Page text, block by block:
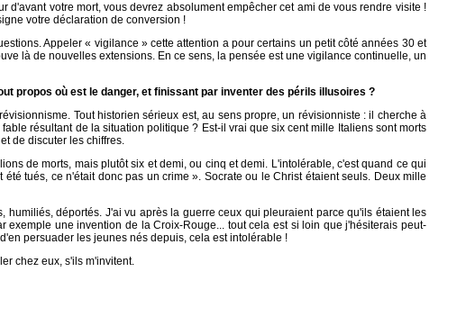
votre mort, vous devrez absolument empêcher cet ami de vous rendre visite !
votre déclaration de conversion !
Appeler « vigilance » cette attention a pour certains un petit côté années 30 et
là de nouvelles extensions. En ce sens, la pensée est une vigilance continuelle, un
propos où est le danger, et finissant par inventer des périls illusoires ?
Tout historien sérieux est, au sens propre, un révisionniste : il cherche à
résultant de la situation politique ? Est-il vrai que six cent mille Italiens sont morts
de discuter les chiffres.
de morts, mais plutôt six et demi, ou cinq et demi. L'intolérable, c'est quand ce qui
tués, ce n'était donc pas un crime ». Socrate ou le Christ étaient seuls. Deux mille
déportés. J'ai vu après la guerre ceux qui pleuraient parce qu'ils étaient les
une invention de la Croix-Rouge... tout cela est si loin que j'hésiterais peut-
persuader les jeunes nés depuis, cela est intolérable !
chez eux, s'ils m'invitent.